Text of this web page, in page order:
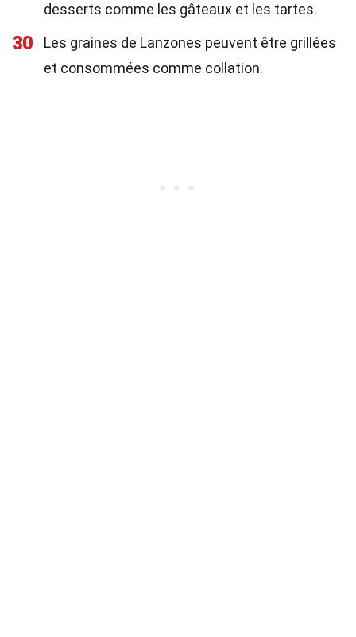
desserts comme les gâteaux et les tartes.
30
Les graines de Lanzones peuvent être grillées
et consommées comme collation.